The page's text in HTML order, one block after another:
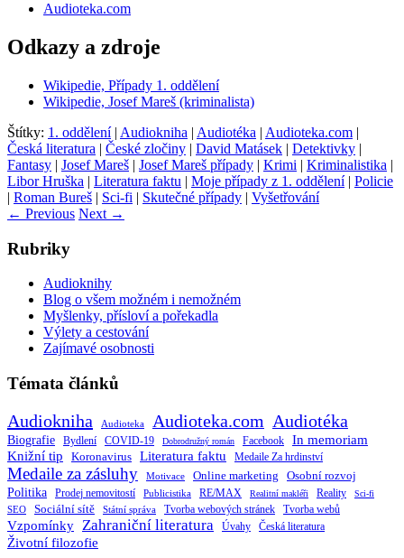
Audioteka.com
Odkazy a zdroje
Wikipedie, Případy 1. oddělení
Wikipedie, Josef Mareš (kriminalista)
Štítky: 1. oddělení| Audiokniha | Audiotéka | Audioteka.com |
Česká literatura | České zločiny | David Matásek | Detektivky |
Fantasy | Josef Mareš | Josef Mareš případy | Krimi | Kriminalistika |
Libor Hruška | Literatura faktu | Moje případy z 1. oddělení| Policie
| Roman Bureš | Sci-fi | Skutečné případy | Vyšetřování
← Previous Next →
Rubriky
Audioknihy
Blog o všem možném i nemožném
Myšlenky, přísloví a pořekadla
Výlety a cestování
Zajímavé osobnosti
Témata článků
Audiokniha Audioteka Audioteka.com Audiotéka
Biografie Bydlení COVID-19 Dobrodružný román Facebook In memoriam
Knižní tip Koronavirus Literatura faktu Medaile Za hrdinství
Medaile za zásluhy Motivace Online marketing Osobní rozvoj
Politika Prodej nemovitostí Publicistika RE/MAX Realitní makléři Reality Sci-fi
SEO Sociální sítě Státní správa Tvorba webových stránek Tvorba webů
Vzpomínky Zahraniční literatura Úvahy Česká literatura
Životní filozofie